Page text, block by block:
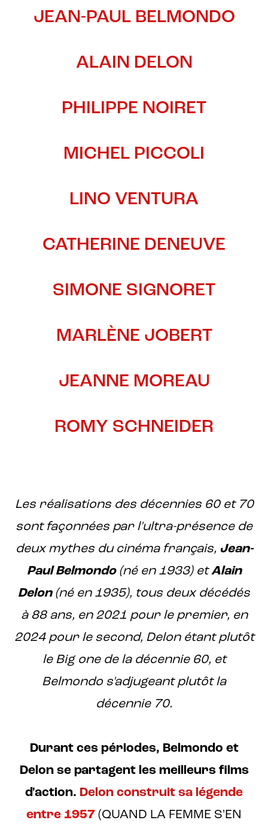
JEAN-PAUL BELMONDO
ALAIN DELON
PHILIPPE NOIRET
MICHEL PICCOLI
LINO VENTURA
CATHERINE DENEUVE
SIMONE SIGNORET
MARLÈNE JOBERT
JEANNE MOREAU
ROMY SCHNEIDER
Les réalisations des décennies 60 et 70
sont façonnées par l'ultra-présence de
deux mythes du cinéma français, Jean-
Paul Belmondo(né en 1933) etAlain
Delon(né en 1935), tous deux décédés
à 88 ans, en 2021 pour le premier, en
2024 pour le second, Delon étant plutôt
le Big one de la décennie 60, et
Belmondo s'adjugeant plutôt la
décennie 70.
Durant ces périodes, Belmondo et
Delon se partagent les meilleurs films
d'action. Delon construit sa légende
entre 1957 (QUAND LA FEMME S'EN